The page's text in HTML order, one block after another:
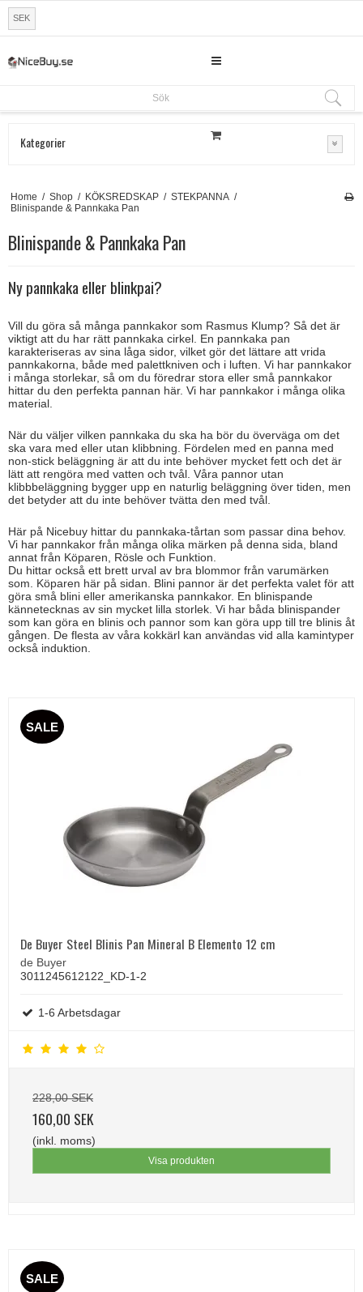
SEK
Sök
Kategorier
Home / Shop / KÖKSREDSKAP / STEKPANNA /
Blinispande & Pannkaka Pan
Blinispande & Pannkaka Pan
Ny pannkaka eller blinkpai?
Vill du göra så många pannkakor som Rasmus Klump? Så det är
viktigt att du har rätt pannkaka cirkel. En pannkaka pan
karakteriseras av sina låga sidor, vilket gör det lättare att vrida
pannkakorna, både med palettkniven och i luften. Vi har pannkakor
i många storlekar, så om du föredrar stora eller små pannkakor
hittar du den perfekta pannan här. Vi har pannkakor i många olika
material.
När du väljer vilken pannkaka du ska ha bör du överväga om det
ska vara med eller utan klibbning. Fördelen med en panna med
non-stick beläggning är att du inte behöver mycket fett och det är
lätt att rengöra med vatten och tvål. Våra pannor utan
klibbbeläggning bygger upp en naturlig beläggning över tiden, men
det betyder att du inte behöver tvätta den med tvål.
Här på Nicebuy hittar du pannkaka-tårtan som passar dina behov.
Vi har pannkakor från många olika märken på denna sida, bland
annat från Köparen, Rösle och Funktion.
Du hittar också ett brett urval av bra blommor från varumärken
som. Köparen här på sidan. Blini pannor är det perfekta valet för att
göra små blini eller amerikanska pannkakor. En blinispande
kännetecknas av sin mycket lilla storlek. Vi har båda blinispander
som kan göra en blinis och pannor som kan göra upp till tre blinis åt
gången. De flesta av våra kokkärl kan användas vid alla kamintyper
också induktion.
SALE
De Buyer Steel Blinis Pan Mineral B Elemento 12 cm
de Buyer
3011245612122_KD-1-2
1-6 Arbetsdagar
228,00 SEK
160,00 SEK
(inkl. moms)
Visa produkten
SALE